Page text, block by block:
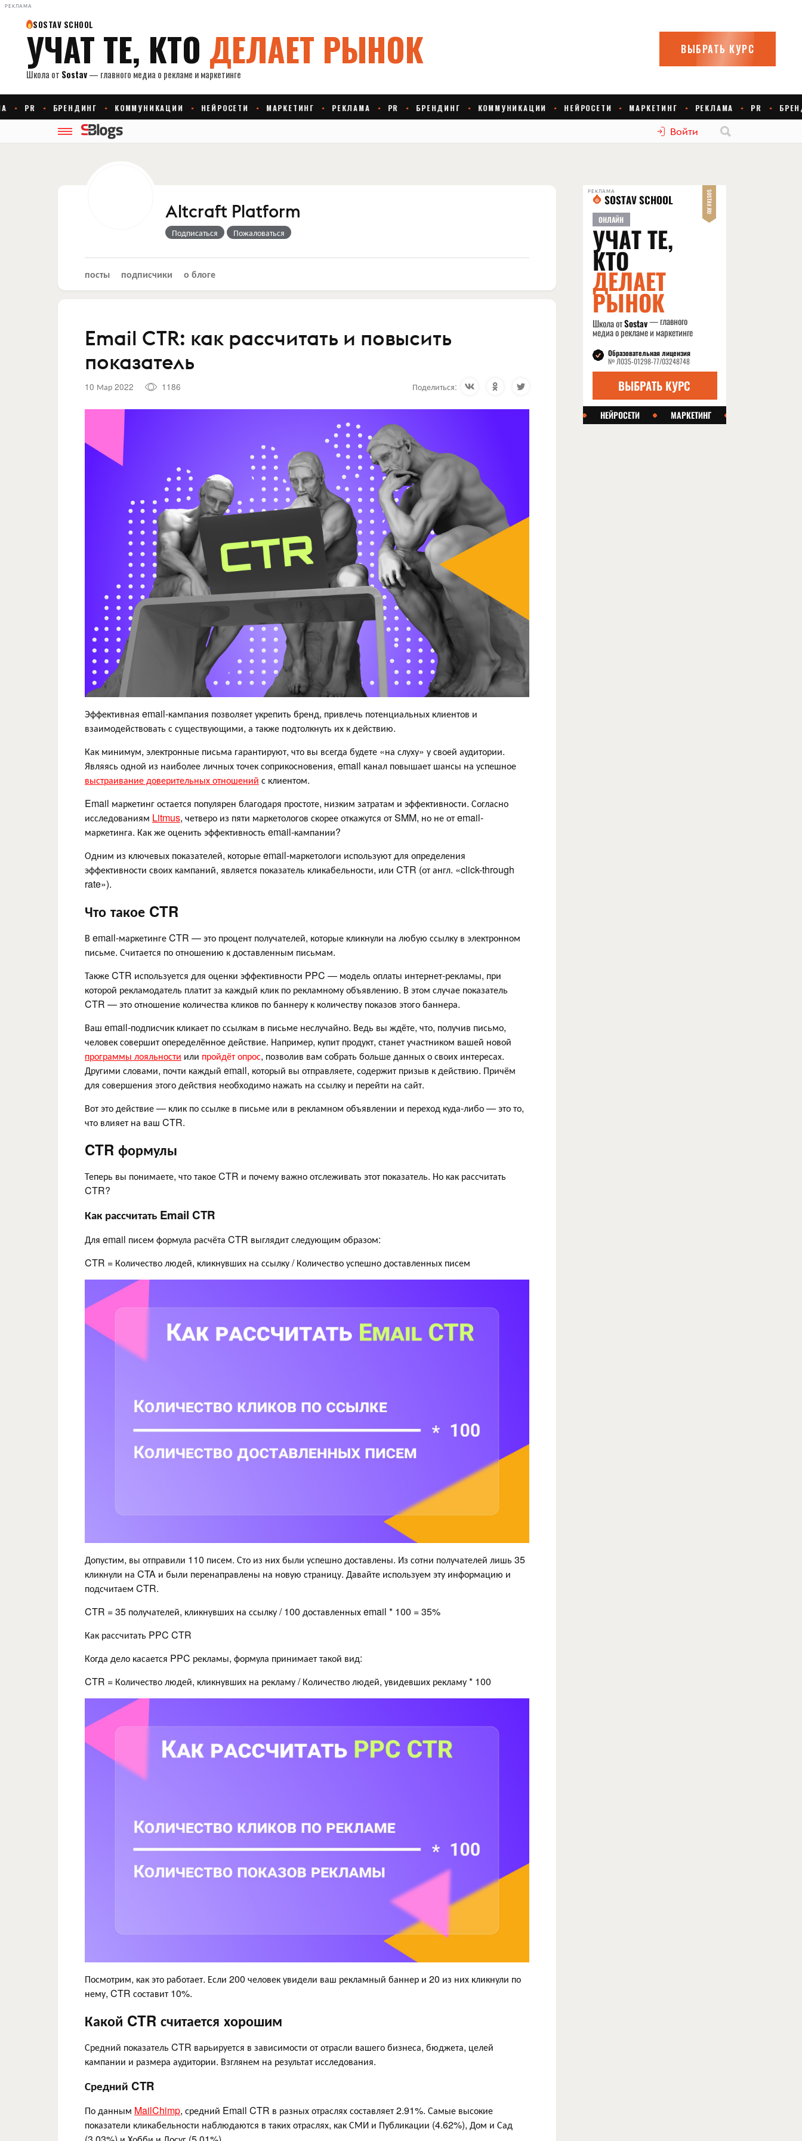
РЕКЛАМА
Войти
Altcraft Platform
Подписаться Пожаловаться
посты подписчики о блоге
Email CTR: как рассчитать и повысить
показатель
10 Мар 2022 1186 Поделиться:
Эффективная email-кампания позволяет укрепить бренд, привлечь потенциальных клиентов и
взаимодействовать с существующими, а также подтолкнуть их к действию.
Как минимум, электронные письма гарантируют, что вы всегда будете «на слуху» у своей аудитории.
Являясь одной из наиболее личных точек соприкосновения, email канал повышает шансы на успешное
выстраивание доверительных отношений с клиентом.
Email маркетинг остается популярен благодаря простоте, низким затратам и эффективности. Согласно
исследованиям Litmus, четверо из пяти маркетологов скорее откажутся от SMM, но не от email-
маркетинга. Как же оценить эффективность email-кампании?
Одним из ключевых показателей, которые email-маркетологи используют для определения
эффективности своих кампаний, является показатель кликабельности, или CTR (от англ. «‎click-through
rate»‎).
Что такое CTR
В email-маркетинге CTR — это процент получателей, которые кликнули на любую ссылку в электронном
письме. Считается по отношению к доставленным письмам.
Также CTR используется для оценки эффективности PPC — модель оплаты интернет-рекламы, при
которой рекламодатель платит за каждый клик по рекламному объявлению. В этом случае показатель
CTR — это отношение количества кликов по баннеру к количеству показов этого баннера.
Ваш email-подписчик кликает по ссылкам в письме неслучайно. Ведь вы ждёте, что, получив письмо,
человек совершит опеределённое действие. Например, купит продукт, станет участником вашей новой
программы лояльности или пройдёт опрос, позволив вам собрать больше данных о своих интересах.
Другими словами, почти каждый email, который вы отправляете, содержит призыв к действию. Причём
для совершения этого действия необходимо нажать на ссылку и перейти на сайт.
Вот это действие — клик по ссылке в письме или в рекламном объявлении и переход куда-либо — это то,
что влияет на ваш CTR.
CTR формулы
Теперь вы понимаете, что такое CTR и почему важно отслеживать этот показатель. Но как рассчитать
CTR?
Как рассчитать Email CTR
Для email писем формула расчёта CTR выглядит следующим образом:
CTR = Количество людей, кликнувших на ссылку / Количество успешно доставленных писем
Допустим, вы отправили 110 писем. Сто из них были успешно доставлены. Из сотни получателей лишь 35
кликнули на CTA и были перенаправлены на новую страницу. Давайте используем эту информацию и
подсчитаем CTR.
CTR = 35 получателей, кликнувших на ссылку / 100 доставленных email * 100 = 35%
Как рассчитать PPC CTR
Когда дело касается PPC рекламы, формула принимает такой вид:
CTR = Количество людей, кликнувших на рекламу / Количество людей, увидевших рекламу * 100
Посмотрим, как это работает. Если 200 человек увидели ваш рекламный баннер и 20 из них кликнули по
нему, CTR составит 10%.
Какой CTR считается хорошим
Средний показатель CTR варьируется в зависимости от отрасли вашего бизнеса, бюджета, целей
кампании и размера аудитории. Взглянем на результат исследования.
Средний CTR
По данным MailChimp, средний Email CTR в разных отраслях составляет 2.91%. Самые высокие
показатели кликабельности наблюдаются в таких отраслях, как СМИ и Публикации (4.62%), Дом и Сад
РЕКЛАМА